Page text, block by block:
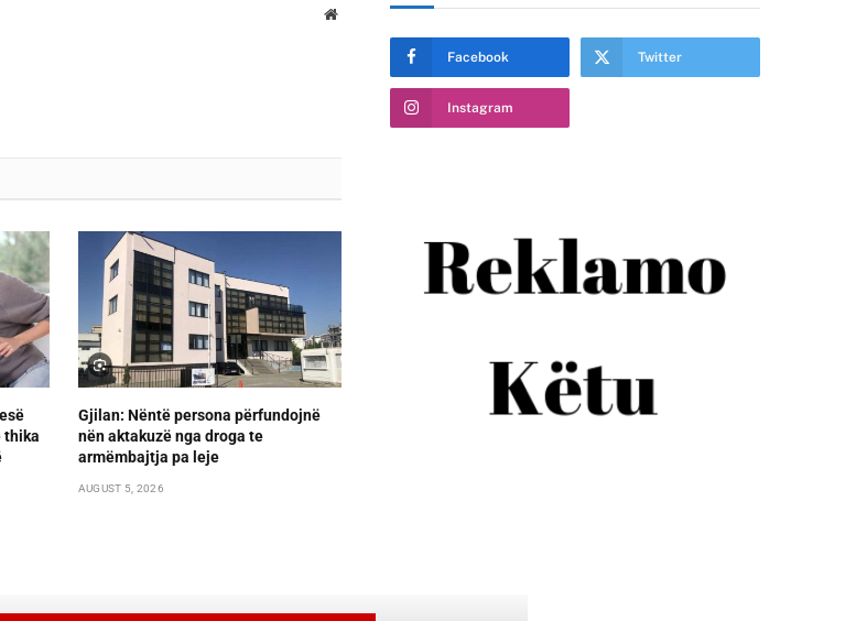
Website
thika
Gjilan: Nëntë persona përfundojnë
nën aktakuzë nga droga te
armëmbajtja pa leje
AUGUST 5, 2026
Facebook Twitter
Instagram